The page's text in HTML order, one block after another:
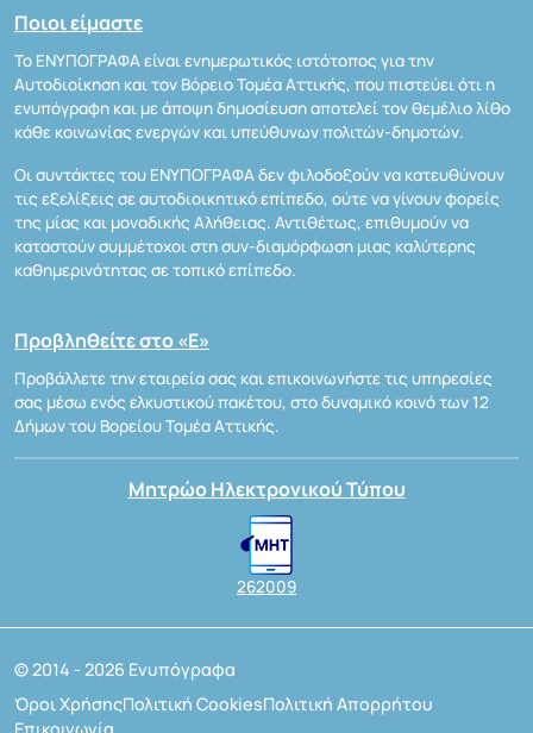
Ποιοι είμαστε
Το ΕΝΥΠΟΓΡΑΦΑ είναι ενημερωτικός ιστότοπος για την
Αυτοδιοίκηση και τον Βόρειο Τομέα Αττικής, που πιστεύει ότι η
ενυπόγραφη και με άποψη δημοσίευση αποτελεί τον θεμέλιο λίθο
κάθε κοινωνίας ενεργών και υπεύθυνων πολιτών-δημοτών.
Οι συντάκτες του ΕΝΥΠΟΓΡΑΦΑ δεν φιλοδοξούν να κατευθύνουν
τις εξελίξεις σε αυτοδιοικητικό επίπεδο, ούτε να γίνουν φορείς
της μίας και μοναδικής Αλήθειας. Αντιθέτως, επιθυμούν να
καταστούν συμμέτοχοι στη συν-διαμόρφωση μιας καλύτερης
καθημερινότητας σε τοπικό επίπεδο.
Προβληθείτε στο «Ε»
Προβάλλετε την εταιρεία σας και επικοινωνήστε τις υπηρεσίες
σας μέσω ενός ελκυστικού πακέτου, στο δυναμικό κοινό των 12
Δήμων του Βορείου Τομέα Αττικής.
Μητρώο Ηλεκτρονικού Τύπου
262009
© 2014 - 2026 Ενυπόγραφα
Όροι ΧρήσηςΠολιτική CookiesΠολιτική Απορρήτου
Επικοινωνία